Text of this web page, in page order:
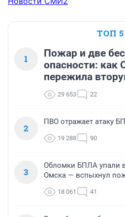
ТОП 5
1
Пожар и две
опасности: как
пережила
29 653 22
2
ПВО отражает атаку
19 288 90
3
Обломки БПЛА упали
Омска — вспыхнул
18 061 41